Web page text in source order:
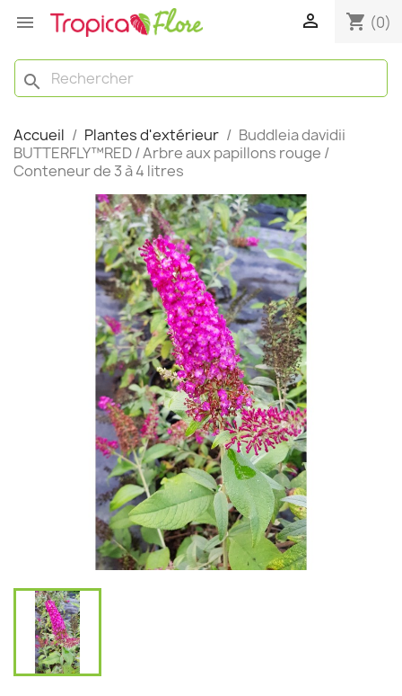
  shopping_cart (0)
search
Accueil Plantes d'extérieur
Buddleia davidii
BUTTERFLY™RED / Arbre aux papillons rouge /
Conteneur de 3 à 4 litres